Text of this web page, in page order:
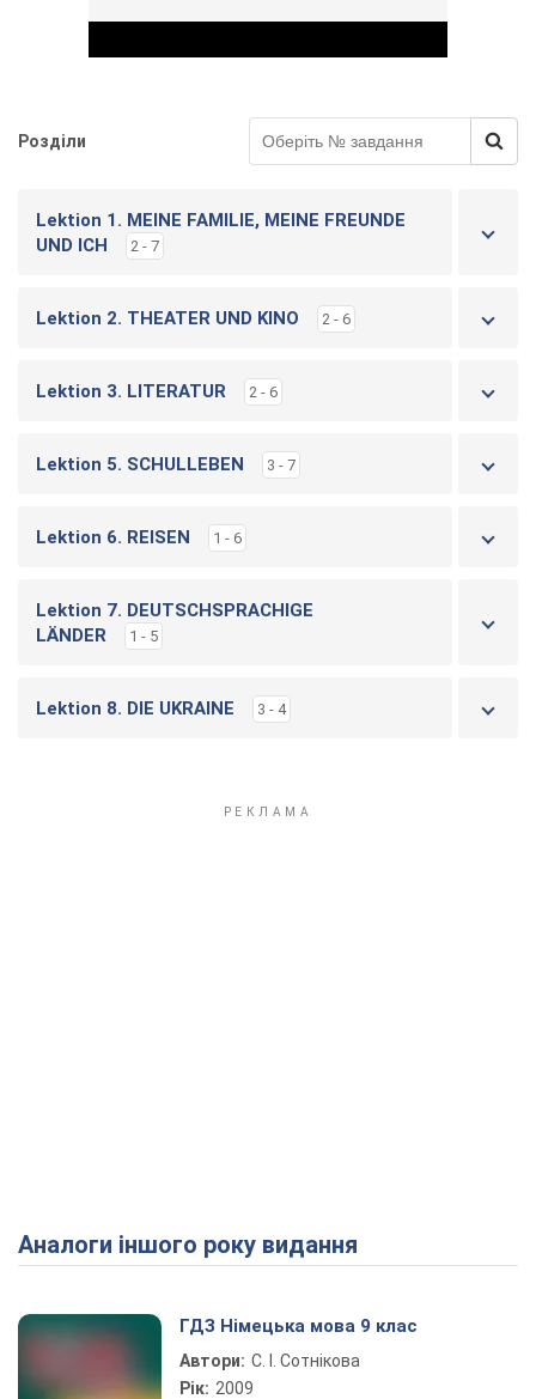
Розділи
Lektion 1. MEINE FAMILIE, MEINE FREUNDE
UND ICH
2 - 7
Lektion 2. THEATER UND KINO 2 - 6
Lektion 3. LITERATUR 2 - 6
Lektion 5. SCHULLEBEN 3 - 7
Lektion 6. REISEN 1 - 6
Lektion 7. DEUTSCHSPRACHIGE
LÄNDER
1 - 5
Lektion 8. DIE UKRAINE 3 - 4
Аналоги іншого року видання
ГДЗ Німецька мова 9 клас
Автори: С. І. Сотнікова
Рік: 2009